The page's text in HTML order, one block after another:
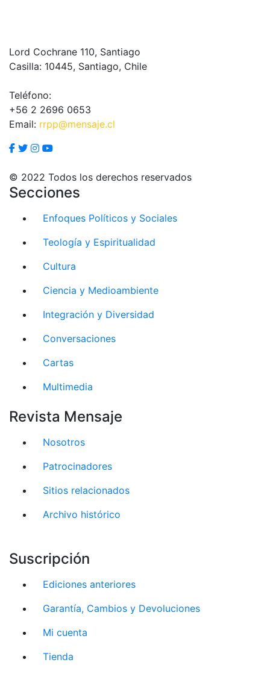
Lord Cochrane 110, Santiago
Casilla: 10445, Santiago, Chile
Teléfono:
+56 2 2696 0653
Email: rrpp@mensaje.cl
© 2022 Todos los derechos reservados
Secciones
Enfoques Políticos y Sociales
Teología y Espiritualidad
Cultura
Ciencia y Medioambiente
Integración y Diversidad
Conversaciones
Cartas
Multimedia
Revista Mensaje
Nosotros
Patrocinadores
Sitios relacionados
Archivo histórico
Suscripción
Ediciones anteriores
Garantía, Cambios y Devoluciones
Mi cuenta
Tienda